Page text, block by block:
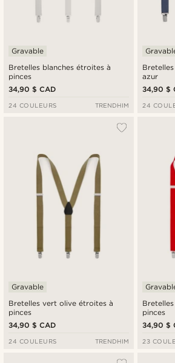
Bretelles blanches étroites à
pinces
Gravable
34,90 $ CAD
24 COULEURS TRENDHIM
azur
34,90 $
24
Bretelles vert olive étroites à
pinces
Gravable
34,90 $ CAD
24 COULEURS TRENDHIM
pinces
34,90 $
23